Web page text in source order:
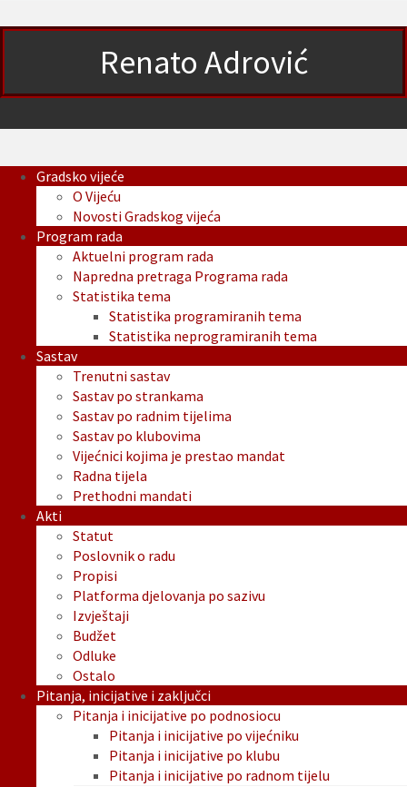
Renato Adrović
Gradsko vijeće
O Vijeću
Novosti Gradskog vijeća
Program rada
Aktuelni program rada
Napredna pretraga Programa rada
Statistika tema
Statistika programiranih tema
Statistika neprogramiranih tema
Sastav
Trenutni sastav
Sastav po strankama
Sastav po radnim tijelima
Sastav po klubovima
Vijećnici kojima je prestao mandat
Radna tijela
Prethodni mandati
Akti
Statut
Poslovnik o radu
Propisi
Platforma djelovanja po sazivu
Izvještaji
Budžet
Odluke
Ostalo
Pitanja, inicijative i zaključci
Pitanja i inicijative po podnosiocu
Pitanja i inicijative po vijećniku
Pitanja i inicijative po klubu
Pitanja i inicijative po radnom tijelu